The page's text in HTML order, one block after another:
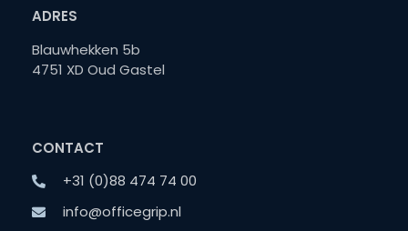
ADRES
Blauwhekken 5b
4751 XD Oud Gastel
CONTACT
+31 (0)88 474 74 00
info@officegrip.nl